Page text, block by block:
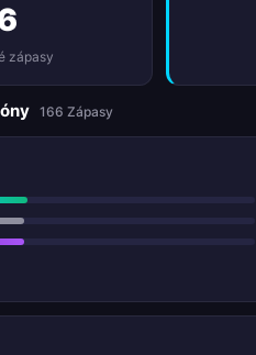
zápasy
166 Zápasy